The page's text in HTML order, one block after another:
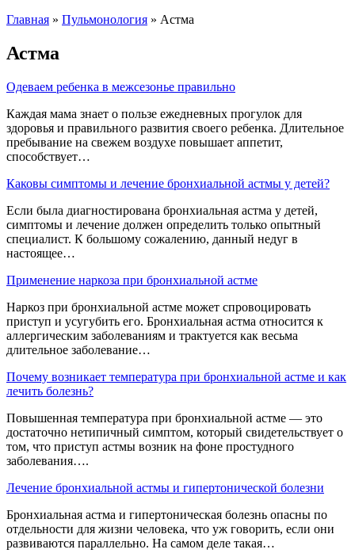
Главная » Пульмонология » Астма
Астма
Одеваем ребенка в межсезонье правильно
Каждая мама знает о пользе ежедневных прогулок для
здоровья и правильного развития своего ребенка. Длительное
пребывание на свежем воздухе повышает аппетит,
способствует…
Каковы симптомы и лечение бронхиальной астмы у детей?
Если была диагностирована бронхиальная астма у детей,
симптомы и лечение должен определить только опытный
специалист. К большому сожалению, данный недуг в
настоящее…
Применение наркоза при бронхиальной астме
Наркоз при бронхиальной астме может спровоцировать
приступ и усугубить его. Бронхиальная астма относится к
аллергическим заболеваниям и трактуется как весьма
длительное заболевание…
Почему возникает температура при бронхиальной астме и как
лечить болезнь?
Повышенная температура при бронхиальной астме — это
достаточно нетипичный симптом, который свидетельствует о
том, что приступ астмы возник на фоне простудного
заболевания….
Лечение бронхиальной астмы и гипертонической болезни
Бронхиальная астма и гипертоническая болезнь опасны по
отдельности для жизни человека, что уж говорить, если они
развиваются параллельно. На самом деле такая…